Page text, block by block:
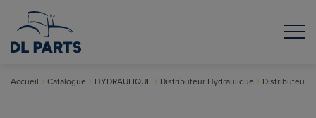
Accueil Catalogue HYDRAULIQUE Distributeur Hydraulique Distributeur